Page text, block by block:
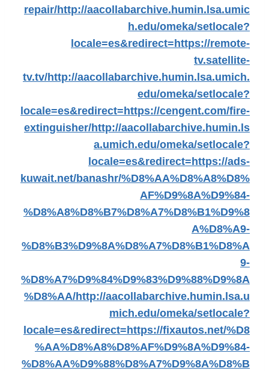
repair/http://aacollabarchive.humin.lsa.umic
h.edu/omeka/setlocale?
locale=es&redirect=https://remote-
tv.satellite-
tv.tv/http://aacollabarchive.humin.lsa.umich.
edu/omeka/setlocale?
locale=es&redirect=https://cengent.com/fire-
extinguisher/http://aacollabarchive.humin.ls
a.umich.edu/omeka/setlocale?
locale=es&redirect=https://ads-
kuwait.net/banashr/%D8%AA%D8%A8%D8%
AF%D9%8A%D9%84-
%D8%A8%D8%B7%D8%A7%D8%B1%D9%8
A%D8%A9-
%D8%B3%D9%8A%D8%A7%D8%B1%D8%A
9-
%D8%A7%D9%84%D9%83%D9%88%D9%8A
%D8%AA/http://aacollabarchive.humin.lsa.u
mich.edu/omeka/setlocale?
locale=es&redirect=https://fixautos.net/%D8
%AA%D8%A8%D8%AF%D9%8A%D9%84-
%D8%AA%D9%88%D8%A7%D9%8A%D8%B